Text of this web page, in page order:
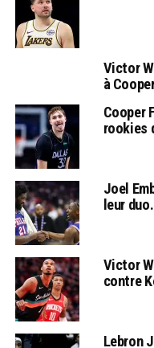
Victor
à
Cooper
rookies
Joel
leur
Victor
contre
Lebron